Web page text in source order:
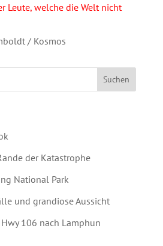
Leute, welche die Welt nicht
/ Kosmos
der Katastrophe
National Park
und grandiose Aussicht
106 nach Lamphun